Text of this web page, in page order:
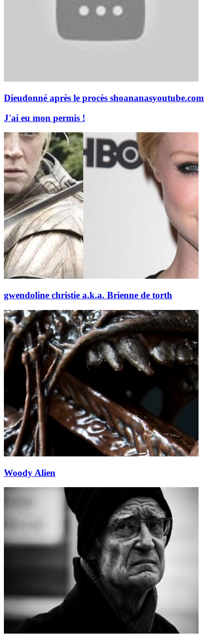
Dieudonné après le procès shoananasyoutube.com
J'ai eu mon permis !
gwendoline christie a.k.a. Brienne de torth
Woody Alien